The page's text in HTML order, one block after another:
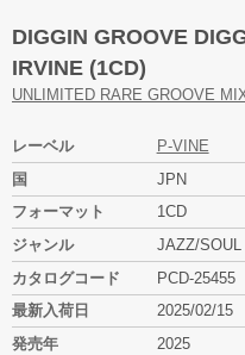
DIGGIN GROOVE
IRVINE (1CD)
UNLIMITED RARE GROOVE
レーベル
P-VINE
国
JPN
フォーマット
1CD
ジャンル
JAZZ/SOUL
カタログコード
PCD-25455
最新入荷日
2025/02/15
発売年
2025